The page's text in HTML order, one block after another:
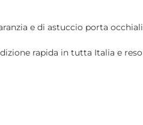
e di astuccio porta occhiali
rapida in tutta Italia e reso